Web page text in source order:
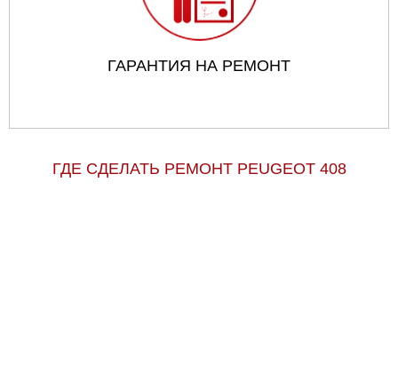
ГАРАНТИЯ НА РЕМОНТ
ГДЕ СДЕЛАТЬ РЕМОНТ PEUGEOT 408